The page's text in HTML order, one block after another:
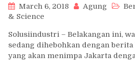
March 6, 2018 Agung
& Science
Solusiindustri – Belakangan ini,
sedang dihebohkan dengan berita
yang akan menimpa Jakarta